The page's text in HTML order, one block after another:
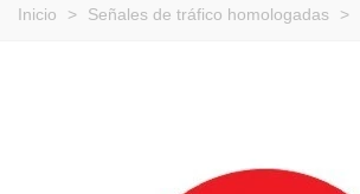
Inicio > Señales de tráfico homologadas >